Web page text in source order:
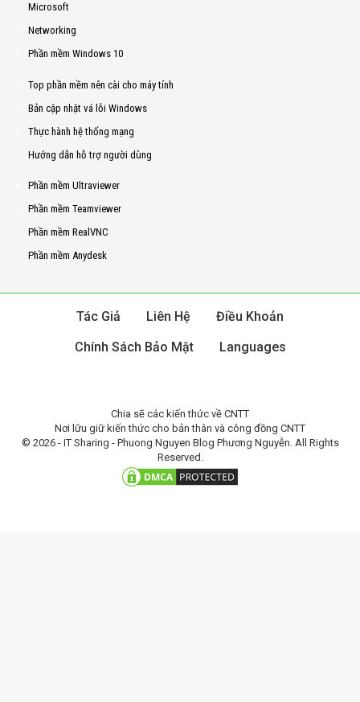
Microsoft
Networking
Phần mềm Windows 10
Top phần mềm nên cài cho máy tính
Bản cập nhật vá lỗi Windows
Thực hành hệ thống mạng
Hướng dẫn hỗ trợ người dùng
Phần mềm Ultraviewer
Phần mềm Teamviewer
Phần mềm RealVNC
Phần mềm Anydesk
Tác Giả Liên Hệ
Điều Khoản
Chính Sách Bảo Mật
Languages
Chia sẽ các kiến thức về CNTT
Nơi lữu giữ kiến thức cho bản thân và công đồng CNTT
© 2026 - IT Sharing - Phuong Nguyen Blog Phương Nguyễn. All Rights
Reserved.